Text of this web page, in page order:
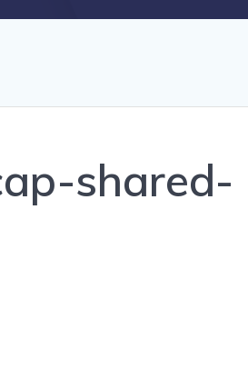
shared-